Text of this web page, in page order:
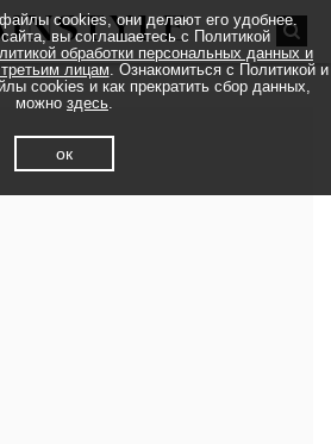
cookies, они делают его удобнее.
вы соглашаетесь с Политикой
обработки персональных данных и
лицам. Ознакомиться с Политикой и
cookies и как прекратить сбор данных,
можно здесь.
ок